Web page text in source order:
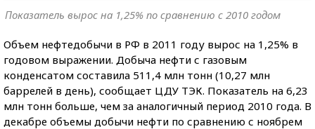
Показатель вырос на 1,25% по сравнению с 2010 годом
Объем нефтедобычи в РФ в 2011 году вырос на 1,25% в
годовом выражении. Добыча нефти с газовым
конденсатом составила 511,4 млн тонн (10,27 млн
баррелей в день), сообщает ЦДУ ТЭК. Показатель на 6,23
млн тонн больше, чем за аналогичный период 2010 года. В
декабре объемы добычи нефти по сравнению с ноябрем